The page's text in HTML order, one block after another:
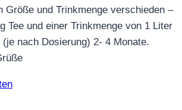
Größe und Trinkmenge verschieden –
Tee und einer Trinkmenge von 1 Liter
(je nach Dosierung) 2- 4 Monate.